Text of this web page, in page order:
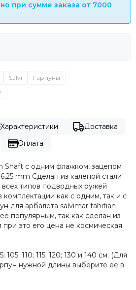
при сумме заказа от 7000
Salvi
Гарпуны
Характеристики
Доставка
Оплата
Shaft с одним флажком, зацепом
mm Сделан из каленой стали
типов подводных ружей
комплектации как с одним, так и с
для арбалета salvimar tahitian
популярным, так как сделан из
это его цена не космическая.
110; 115; 120; 130 и 140 см. (Для
нужной длины выберите ее в